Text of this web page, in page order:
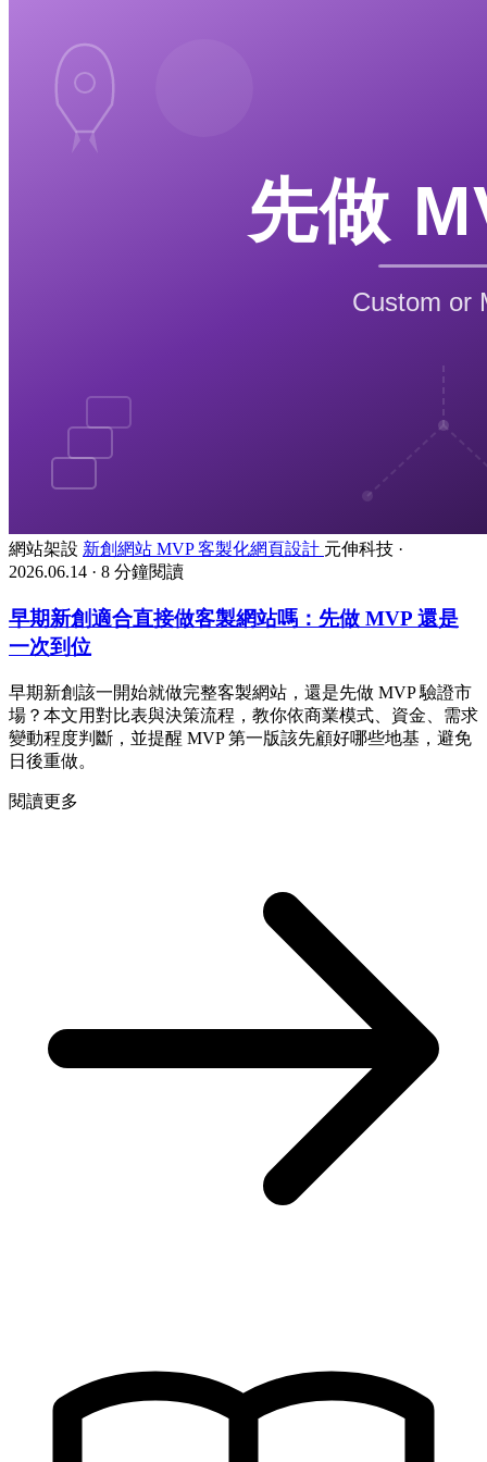
網站架設 新創網站 MVP客製化網頁設計 元伸科技 ·
2026.06.14 · 8 分鐘閱讀
早期新創適合直接做客製網站嗎：先做 MVP 還是
一次到位
早期新創該一開始就做完整客製網站，還是先做 MVP 驗證市
場？本文用對比表與決策流程，教你依商業模式、資金、需求
變動程度判斷，並提醒 MVP 第一版該先顧好哪些地基，避免
日後重做。
閱讀更多